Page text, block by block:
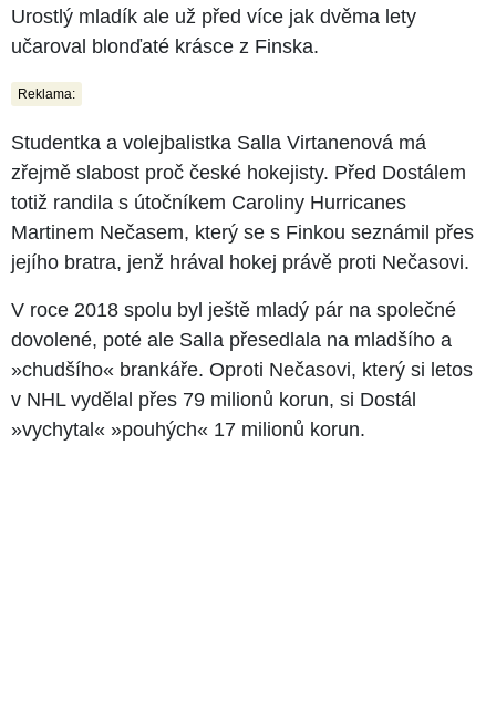
Urostlý mladík ale už před více jak dvěma lety
učaroval blonďaté krásce z Finska.
Reklama:
Studentka a volejbalistka Salla Virtanenová má
zřejmě slabost proč české hokejisty. Před Dostálem
totiž randila s útočníkem Caroliny Hurricanes
Martinem Nečasem, který se s Finkou seznámil přes
jejího bratra, jenž hrával hokej právě proti Nečasovi.
V roce 2018 spolu byl ještě mladý pár na společné
dovolené, poté ale Salla přesedlala na mladšího a
»chudšího« brankáře. Oproti Nečasovi, který si letos
v NHL vydělal přes 79 milionů korun, si Dostál
»vychytal« »pouhých« 17 milionů korun.